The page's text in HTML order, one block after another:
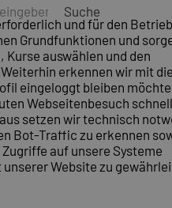
Suche
und für den
Grundfunktionen und
Kurse auswählen und den
erkennen wir mit
eingeloggt bleiben
Webseitenbesuch
setzen wir technisch
Bot-Traffic zu erkennen
auf unsere Systeme
Website zu